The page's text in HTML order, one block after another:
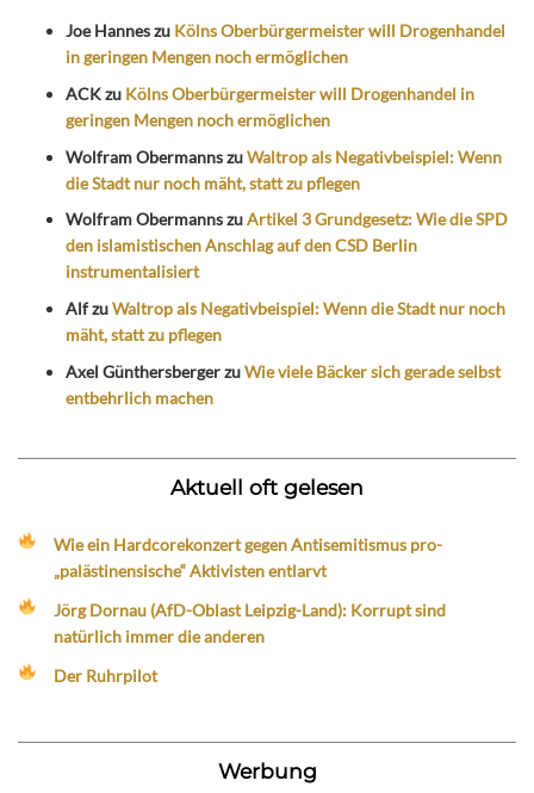
Joe Hanneszu Kölns Oberbürgermeister will Drogenhandel
in geringen Mengen noch ermöglichen
ACKzu Kölns Oberbürgermeister will Drogenhandel in
geringen Mengen noch ermöglichen
Wolfram ObermannszuWaltrop als Negativbeispiel: Wenn
die Stadt nur noch mäht, statt zu pflegen
Wolfram ObermannszuArtikel 3 Grundgesetz: Wie die SPD
den islamistischen Anschlag auf den CSD Berlin
instrumentalisiert
AlfzuWaltrop als Negativbeispiel: Wenn die Stadt nur noch
mäht, statt zu pflegen
Axel GünthersbergerzuWie viele Bäcker sich gerade selbst
entbehrlich machen
Aktuell oft gelesen
Wie ein Hardcorekonzert gegen Antisemitismus pro-
„palästinensische“ Aktivisten entlarvt
Jörg Dornau (AfD-Oblast Leipzig-Land): Korrupt sind
natürlich immer die anderen
Der Ruhrpilot
Werbung